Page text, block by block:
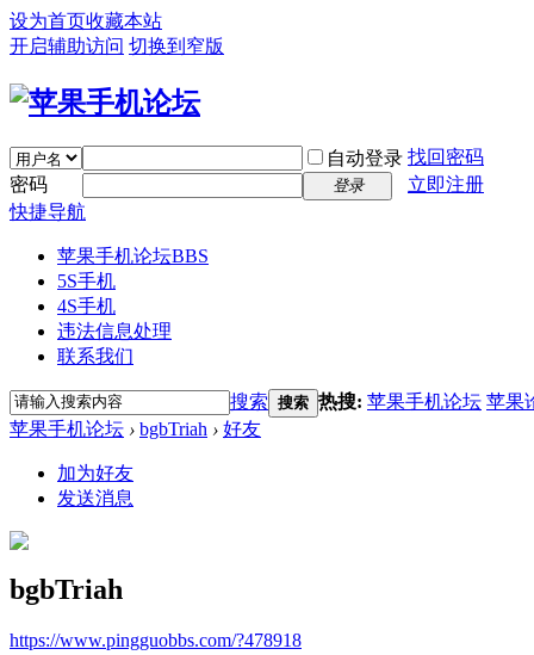
设为首页收藏本站
开启辅助访问 切换到窄版
自动登录 找回密码
密码
登录
立即注册
快捷导航
苹果手机论坛BBS
5S手机
4S手机
违法信息处理
联系我们
搜索 搜索 热搜: 苹果手机论坛 苹果
苹果手机论坛 › bgbTriah › 好友
加为好友
发送消息
bgbTriah
https://www.pingguobbs.com/?478918